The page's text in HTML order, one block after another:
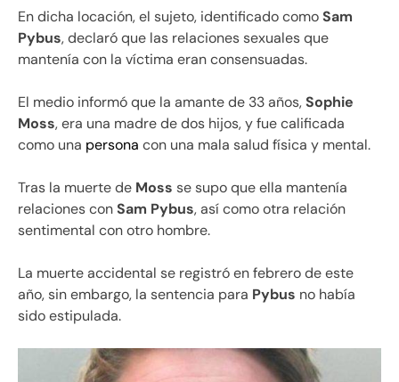
En dicha locación, el sujeto, identificado comoSam
Pybus, declaró que las relaciones sexuales que
mantenía con la víctima eran consensuadas.
El medio informó que la amante de 33 años,Sophie
Moss, era una madre de dos hijos, y fue calificada
como una persona con una mala salud física y mental.
Tras la muerte de Moss se supo que ella mantenía
relaciones conSam Pybus, así como otra relación
sentimental con otro hombre.
La muerte accidental se registró en febrero de este
año, sin embargo, la sentencia para Pybus no había
sido estipulada.